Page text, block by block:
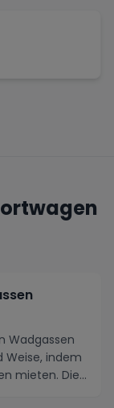
Wadgassen
Weise, indem
mieten. Die...